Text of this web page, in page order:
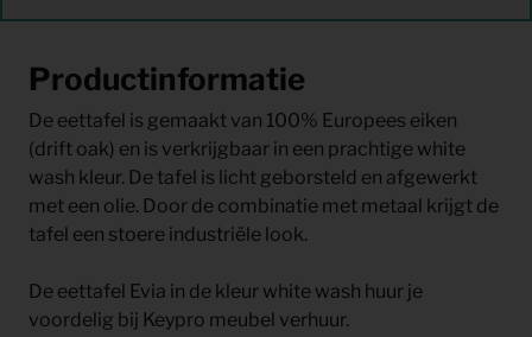
Productinformatie
De eettafel is gemaakt van 100% Europees eiken
(drift oak) en is verkrijgbaar in een prachtige white
wash kleur. De tafel is licht geborsteld en afgewerkt
met een olie. Door de combinatie met metaal krijgt de
tafel een stoere industriële look.
De eettafel Evia in de kleur white wash huur je
voordelig bij Keypro meubel verhuur.